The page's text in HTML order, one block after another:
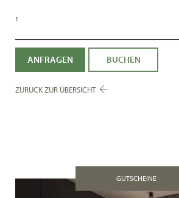
1
ANFRAGEN BUCHEN
ZURÜCK ZUR ÜBERSICHT
GUTSCHEINE